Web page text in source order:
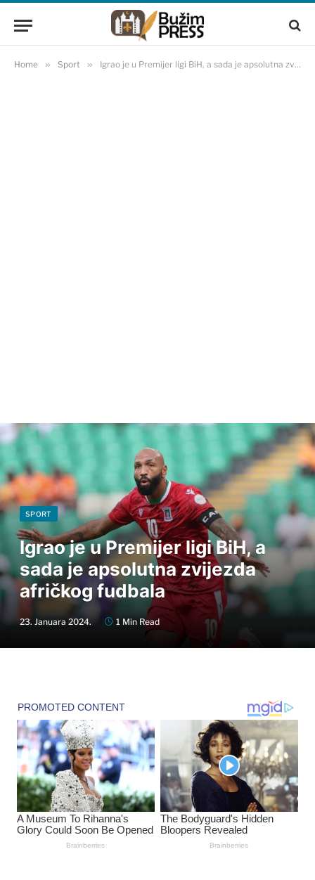
Home » Sport » Igrao je u Premijer ligi BiH, a sada je apsolutna zvijezda afričkog fudbala
SPORT
Igrao je u Premijer ligi BiH, a
sada je apsolutna zvijezda
afričkog fudbala
23. Januara 2024. 1 Min Read